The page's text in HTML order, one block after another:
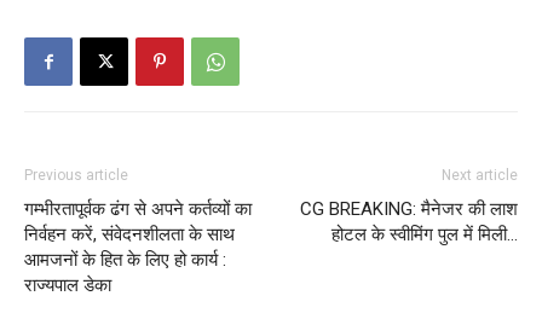
Previous article
गम्भीरतापूर्वक ढंग से अपने कर्तव्यों का
निर्वहन करें, संवेदनशीलता के साथ
आमजनों के हित के लिए हो कार्य :
राज्यपाल डेका
Next article
CG BREAKING: मैनेजर की लाश
होटल के स्वीमिंग पुल में मिली…